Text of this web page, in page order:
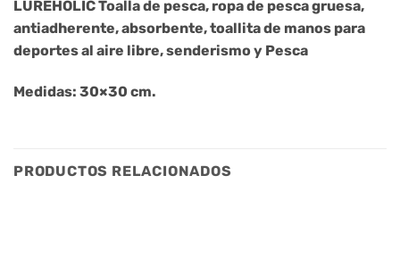
LUREHOLIC Toalla de pesca, ropa de pesca gruesa,
antiadherente, absorbente, toallita de manos para
deportes al aire libre, senderismo y Pesca
Medidas: 30×30 cm.
PRODUCTOS RELACIONADOS